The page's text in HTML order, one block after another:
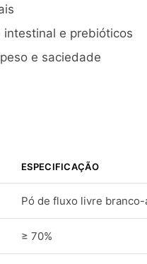
intestinal e prebióticos
e saciedade
ESPECIFICAÇÃO
Pó de fluxo livre
≥ 70%